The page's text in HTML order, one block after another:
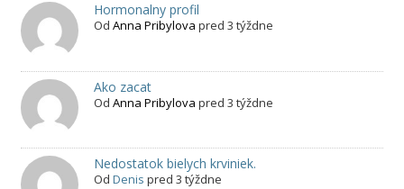
Hormonalny profil
Od Anna Pribylova pred 3 týždne
Ako zacat
Od Anna Pribylova pred 3 týždne
Nedostatok bielych krviniek.
Od Denis pred 3 týždne